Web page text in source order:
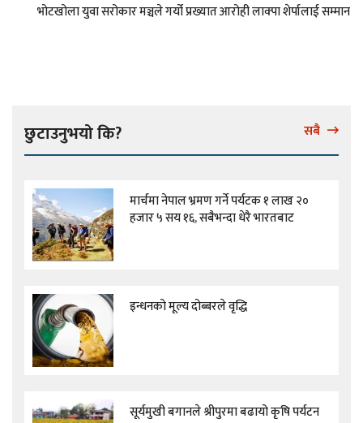
भोटखोला युवा सरोकार मञ्चले गर्यो प्रख्यात आरोही लाक्पा शेर्पालाई सम्मान
छुटाउनुभयो कि? सबै
मार्चमा नेपाल भ्रमण गर्ने पर्यटक १ लाख २०
हजार ५ सय १६, सबैभन्दा धेरै भारतबाट
इन्धनको मूल्य दोब्बरले वृद्धि
सूर्यमुखी बगानले श्रीपुरमा बढायो कृषि पर्यटन